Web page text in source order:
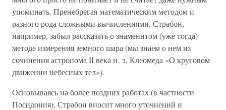
упоминать. Пренебрегая математическим методом и
разного рода сложными вычислениями, Страбон,
например, забыл рассказать о знаменитом (уже тогда)
методе измерения земного шара (мы знаем о нем из
сочинения астронома II века н. э. Клеомеда «О круговом
движении небесных тел»).
Основываясь на более поздних работах (в частности
Посидония), Страбон вносит много уточнений и